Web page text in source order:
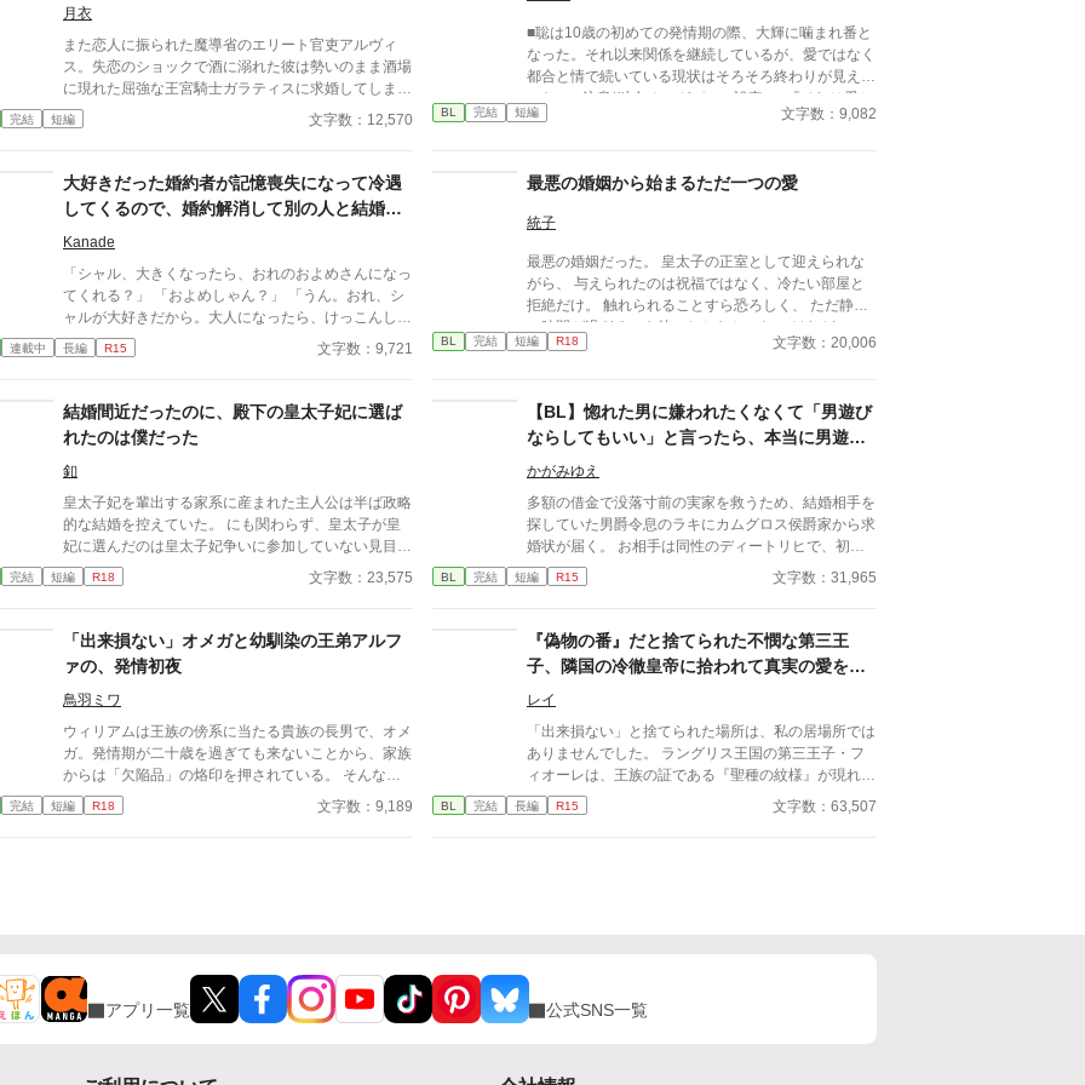
月衣
また恋人に振られた魔導省のエリート官吏アルヴィ
ス。失恋のショックで酒に溺れた彼は勢いのまま酒場
に現れた屈強な王宮騎士ガラティスに求婚してしま
う。 翌朝すべての記憶を保持したまま絶望するアル
ヴィスだったが当のガラティスはなぜか本気だった。
ない」 逃げようとするエリート魔導師と絶対に逃が
さない最強騎士 貢ぎ体質な男が捕まる強制恋愛コメ
ディのつもりです！！
完結 短編 文字数：12,570
■聡は10歳の初めての発情期の際、大輝に噛まれ番と
なった。それ以来関係を継続しているが、愛ではなく
都合と情で続いている現状はそろそろ終わりが見えて
いた。 ■注意*独自オメガバース設定。■『それは愛か
本能か』と同じ世界設定です。関係は一切なし。
BL 完結 短編 文字数：9,082
大好きだった婚約者が記憶喪失になって冷遇
してくるので、婚約解消して別の人と結婚し
ます
Kanade
「シャル、大きくなったら、おれのおよめさんになっ
てくれる？」 「およめしゃん？」 「うん。おれ、シ
ャルが大好きだから。大人になったら、けっこんして
ください」 「うん！ シャルもリュシーしゃま、だ
いしゅき！ およめしゃん、なる！」 ✩ ✩ ✩
は、シャーロットが十二歳、リュシオンが十七歳のと
き。 それから三年。リュシオンが事故により記憶
喪失になったことで、全てが狂っていく――。 ―
―――――――――― ✻男しかいない、αとΩしかい
ない世界観なので、女性やβといった概念は出てきま
せん。 ✻独自設定の異世界オメガバースです。 ✻4話
までは毎日更新。その後は週3話の更新を目指しま
す。執筆しながらの更新、遅筆なのでゆっくりペース
にはなりますが、完結は保証いたします。 ☆8/7 15時
連載中 長編 R15 文字数：9,721
最悪の婚姻から始まるただ一つの愛
統子
最悪の婚姻だった。 皇太子の正室として迎えられな
がら、 与えられたのは祝福ではなく、冷たい部屋と
拒絶だけ。 触れられることすら恐ろしく、 ただ静か
に時間が過ぎるのを待つしかなかった。 けれど——
差し出された手は、思っていたものとは違っていた。
けば、隣に座ることが当たり前になり、 言葉を交わ
す時間が、夜の習慣になっていた。 触れられるたび
り。 これは、最悪の婚姻から始まった関係が、 やが
て“ただ一人”へと変わっていく物語。 望まれなかった
はずのはじまりが、 いつしか、何よりも大切なもの
になるまでの—— 静かで、優しい、溺れるような愛
の記録。
BL 完結 短編 R18 文字数：20,006
結婚間近だったのに、殿下の皇太子妃に選ば
れたのは僕だった
釦
皇太子妃を輩出する家系に産まれた主人公は半ば政略
的な結婚を控えていた。 にも関わらず、皇太子が皇
妃に選んだのは皇太子妃争いに参加していない見目の
よくない五男の主人公だった、というお話。
完結 短編 R18 文字数：23,575
【BL】惚れた男に嫌われたくなくて「男遊び
ならしてもいい」と言ったら、本当に男遊び
を始められて絶望している侯爵令息の話
かがみゆえ
多額の借金で没落寸前の実家を救うため、結婚相手を
探していた男爵令息のラキにカムグロス侯爵家から求
婚状が届く。 お相手は同性のディートリヒで、初対
面で歓迎されるどころか冷たく突き放されてしまう。
『必要最低限関わるな』 『愛人を作るな』 『男遊び
済する条件を言われたラキは、学園で令息たちとの交
流を満喫中。 褒め上手なラキの周りには可愛い令息
が集まり、推し活状態に。 一方、ディートリヒだけ
が嫉妬で胃を痛める日々。 ラキへの恋心を隠し続け
BL 完結 短編 R15 文字数：31,965
「出来損ない」オメガと幼馴染の王弟アルフ
ァの、発情初夜
鳥羽ミワ
ウィリアムは王族の傍系に当たる貴族の長男で、オメ
ガ。発情期が二十歳を過ぎても来ないことから、家族
からは「欠陥品」の烙印を押されている。 そんなウ
ィリアムは、政略結婚の駒として国内の有力貴族へ嫁
ぐことが決まっていた。しかしその予定が一転し、幼
に、これまで熱を知らなかったウィリアムの身体が潤
み、火照りはじめる。 ※ムーンライトノベルズ、ア
ルファポリス、pixivへ掲載しています
完結 短編 R18 文字数：9,189
『偽物の番』だと捨てられた不憫な第三王
子、隣国の冷徹皇帝に拾われて真実の愛を教
え込まれる
レイ
「出来損ない」と捨てられた場所は、私の居場所では
ありませんでした。 ラングリス王国の第三王子・フ
ィオーレは、王族の証である『聖種の紋様』が現れな
かったことで「偽物の番」と罵られ、雪降る国境へと
追放される。 死を覚悟した彼の前に現れたのは、隣
BL 完結 長編 R15 文字数：63,507
アプリ一覧 公式SNS一覧